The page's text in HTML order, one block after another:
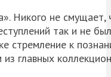
Никого не
так и не
стремление к
главных